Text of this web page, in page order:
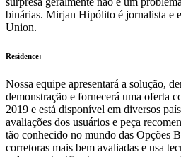
binárias. Mirjan Hipólito é jornalista e
Union.
Residence:
Nossa equipe apresentará a solução,
demonstração e fornecerá uma oferta
2019 e está disponível em diversos
avaliações dos usuários e peça
tão conhecido no mundo das Opções
corretoras mais bem avaliadas e usa